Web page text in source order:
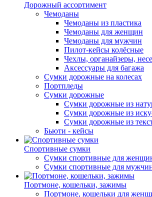
Дорожный ассортимент
Чемоданы
Чемоданы из пластика
Чемоданы для женщин
Чемоданы для мужчин
Пилот-кейсы колёсные
Чехлы, органайзеры,
Аксессуары для багажа
Сумки дорожные на колесах
Портпледы
Сумки дорожные
Сумки дорожные из
Сумки дорожные из
Сумки дорожные из
Бьюти - кейсы
Спортивные сумки
Сумки спортивные для
Сумки спортивные для
Портмоне, кошельки, зажимы
Портмоне, кошельки для